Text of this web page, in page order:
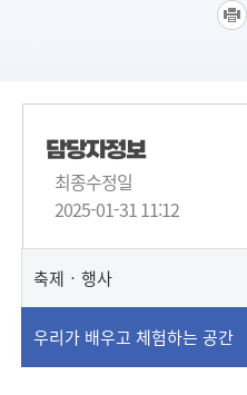
담당자정보
최종수정일
2025-01-31 11:12
축제‧행사
우리가 배우고 체험하는 공간